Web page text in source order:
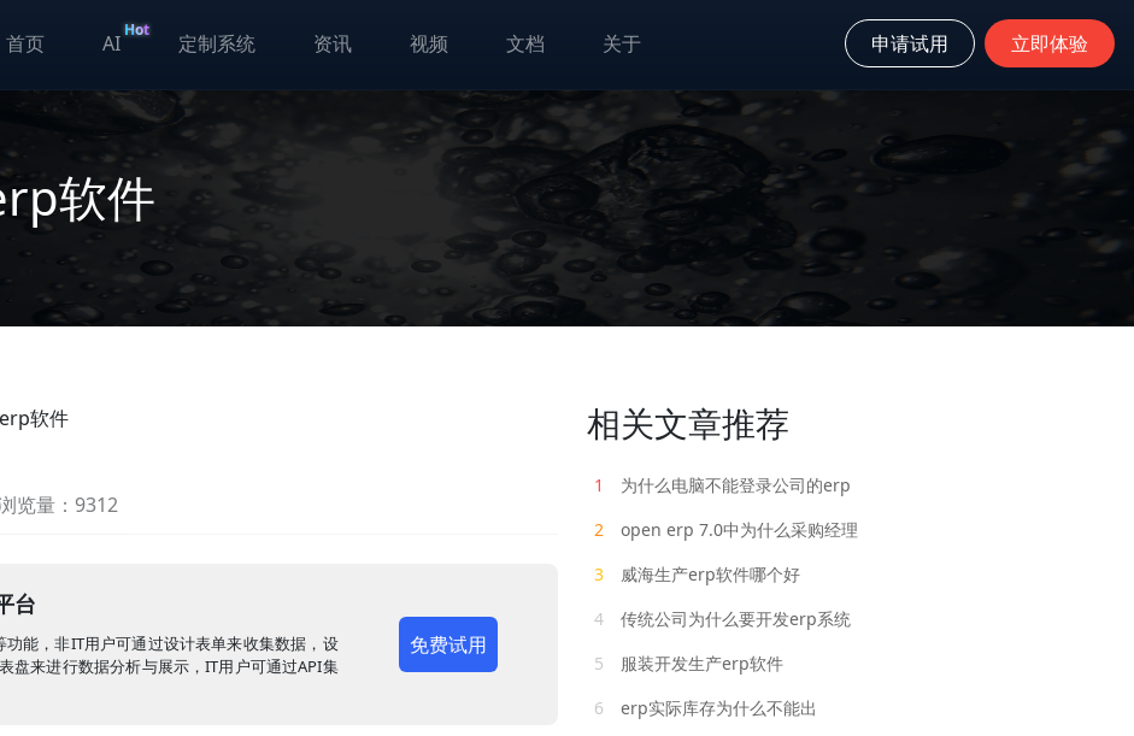
首页 AI
Hot
定制系统 资讯 视频 文档 关于 申请试用 立即体验
软件
软件
览量：9312
台
能，非IT用户可通过设计表单来收集数据，设
盘来进行数据分析与展示，IT用户可通过API集
免费试用
相关文章推荐
1
为什么电脑不能登录公司的erp
2
open erp 7.0中为什么采购经理
3
威海生产erp软件哪个好
4
传统公司为什么要开发erp系统
5
服装开发生产erp软件
6
erp实际库存为什么不能出